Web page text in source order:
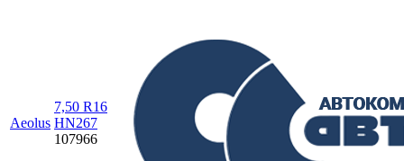
Aeolus
7,50 R16
HN267
107966